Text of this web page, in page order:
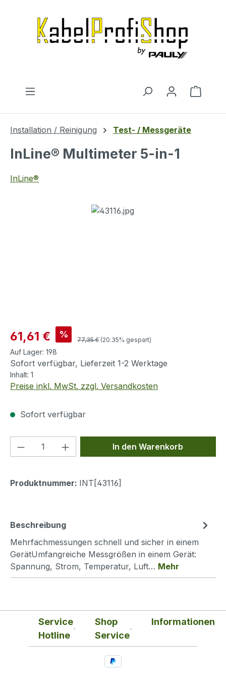
Installation / Reinigung Test- / Messgeräte
InLine® Multimeter 5-in-1
InLine®
Bildergalerie überspringen
Verkaufspreis:
61,61 € % Regulärer Preis:
77,35 € (20.35% gespart)
Auf Lager: 198
Sofort verfügbar, Lieferzeit 1-2 Werktage
Inhalt: 1
Preise inkl. MwSt. zzgl. Versandkosten
Sofort verfügbar
Produkt Anzahl: Gib denIn den Warenkorb
Produktnummer: INT[43116]
Beschreibung
Mehrfachmessungen schnell und sicher in einem
GerätUmfangreiche Messgrößen in einem Gerät:
Spannung, Strom, Temperatur, Luft… Mehr
Service
Hotline
Shop
Service
Informationen